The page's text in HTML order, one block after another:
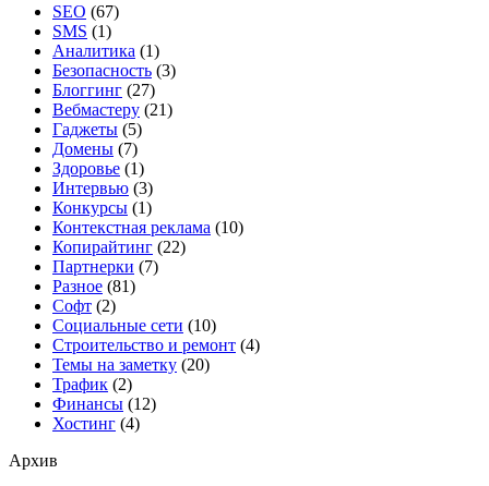
SEO (67)
SMS (1)
Аналитика (1)
Безопасность (3)
Блоггинг (27)
Вебмастеру (21)
Гаджеты (5)
Домены (7)
Здоровье (1)
Интервью (3)
Конкурсы (1)
Контекстная реклама (10)
Копирайтинг (22)
Партнерки (7)
Разное (81)
Софт (2)
Социальные сети (10)
Строительство и ремонт (4)
Темы на заметку (20)
Трафик (2)
Финансы (12)
Хостинг (4)
Архив